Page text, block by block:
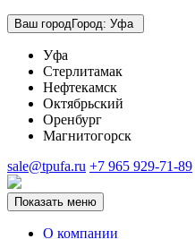
Ваш городГород: Уфа
Уфа
Стерлитамак
Нефтекамск
Октябрьский
Оренбург
Магнитогорск
sale@tpufa.ru +7 965 929-71-89
Показать меню
О компании